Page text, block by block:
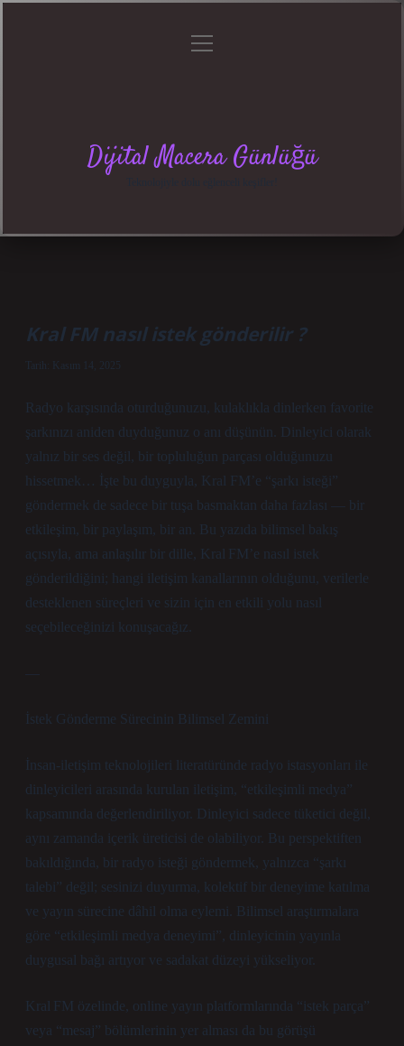
menüyü
Dijital Macera Günlüğü
Kral FM nasıl istek gönderilir ?
Tarih: Kasım 14, 2025
Radyo karşısında oturduğunuzu, kulaklıkla dinlerken favorite
şarkınızı aniden duyduğunuz o anı düşünün. Dinleyici olarak
yalnız bir ses değil, bir topluluğun parçası olduğunuzu
hissetmek… İşte bu duyguyla, Kral FM’e “şarkı isteği”
göndermek de sadece bir tuşa basmaktan daha fazlası — bir
etkileşim, bir paylaşım, bir an. Bu yazıda bilimsel bakış
açısıyla, ama anlaşılır bir dille, Kral FM’e nasıl istek
gönderildiğini; hangi iletişim kanallarının olduğunu, verilerle
desteklenen süreçleri ve sizin için en etkili yolu nasıl
seçebileceğinizi konuşacağız.
—
İstek Gönderme Sürecinin Bilimsel Zemini
İnsan‑iletişim teknolojileri literatüründe radyo istasyonları ile
dinleyicileri arasında kurulan iletişim, “etkileşimli medya”
kapsamında değerlendiriliyor. Dinleyici sadece tüketici değil,
aynı zamanda içerik üreticisi de olabiliyor. Bu perspektiften
bakıldığında, bir radyo isteği göndermek, yalnızca “şarkı
talebi” değil; sesinizi duyurma, kolektif bir deneyime katılma
ve yayın sürecine dâhil olma eylemi. Bilimsel araştırmalara
göre “etkileşimli medya deneyimi”, dinleyicinin yayınla
duygusal bağı artıyor ve sadakat düzeyi yükseliyor.
Kral FM özelinde, online yayın platformlarında “istek parça”
veya “mesaj” bölümlerinin yer alması da bu görüşü